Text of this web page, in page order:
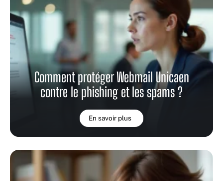
Comment protéger Webmail Unicaen
contre le phishing et les spams ?
En savoir plus